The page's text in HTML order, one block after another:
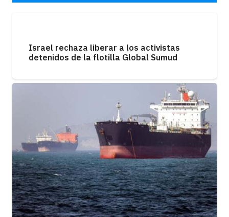
Israel rechaza liberar a los activistas
detenidos de la flotilla Global Sumud